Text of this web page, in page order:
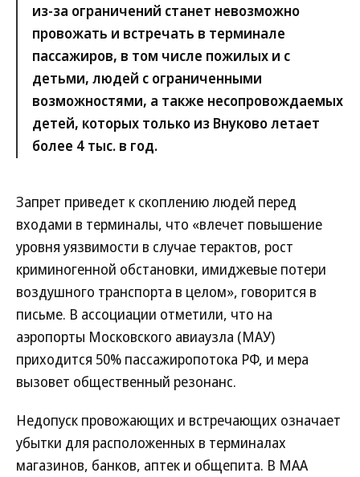
из-за ограничений станет невозможно
провожать и встречать в терминале
пассажиров, в том числе пожилых и с
детьми, людей с ограниченными
возможностями, а также несопровождаемых
детей, которых только из Внуково летает
более 4 тыс. в год.
Запрет приведет к скоплению людей перед
входами в терминалы, что «влечет повышение
уровня уязвимости в случае терактов, рост
криминогенной обстановки, имиджевые потери
воздушного транспорта в целом», говорится в
письме. В ассоциации отметили, что на
аэропорты Московского авиаузла (МАУ)
приходится 50% пассажиропотока РФ, и мера
вызовет общественный резонанс.
Недопуск провожающих и встречающих означает
убытки для расположенных в терминалах
магазинов, банков, аптек и общепита. В МАА